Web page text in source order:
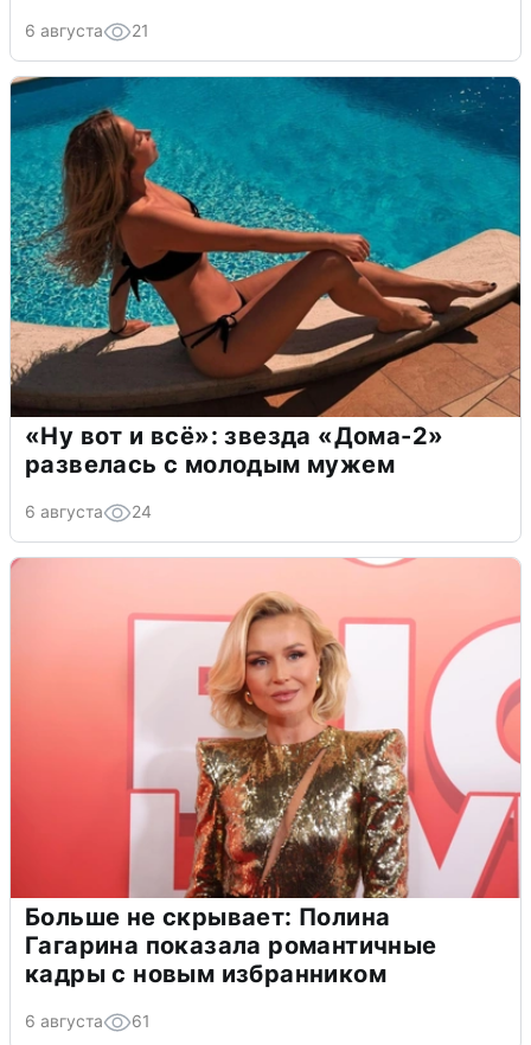
6 августа 21
«Ну вот и всё»: звезда «Дома-2»
развелась с молодым мужем
6 августа 24
Больше не скрывает: Полина
Гагарина показала романтичные
кадры с новым избранником
6 августа 61